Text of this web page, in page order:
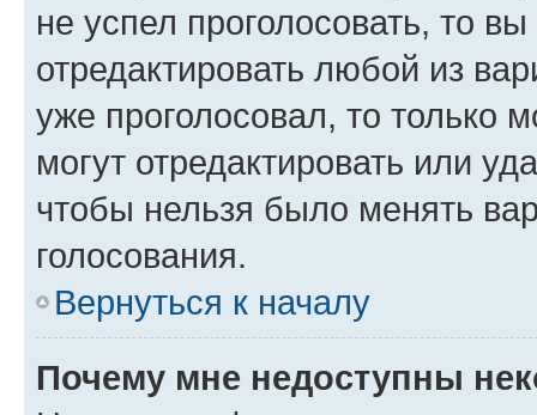
не успел проголосовать, то
отредактировать любой из
уже проголосовал, то только
могут отредактировать или
чтобы нельзя было менять
голосования.
Вернуться к началу
Почему мне недоступны